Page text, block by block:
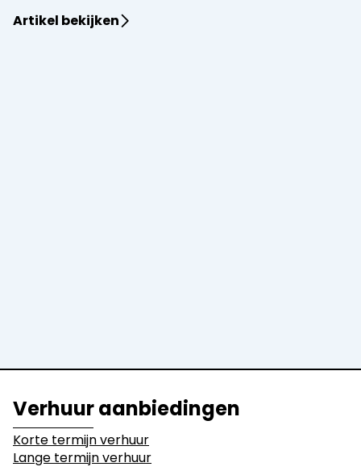
Bouwwerkzaamheden Sloopwerken
Artikel bekijken
Verhuur aanbiedingen
Korte termijn verhuur
Lange termijn verhuur